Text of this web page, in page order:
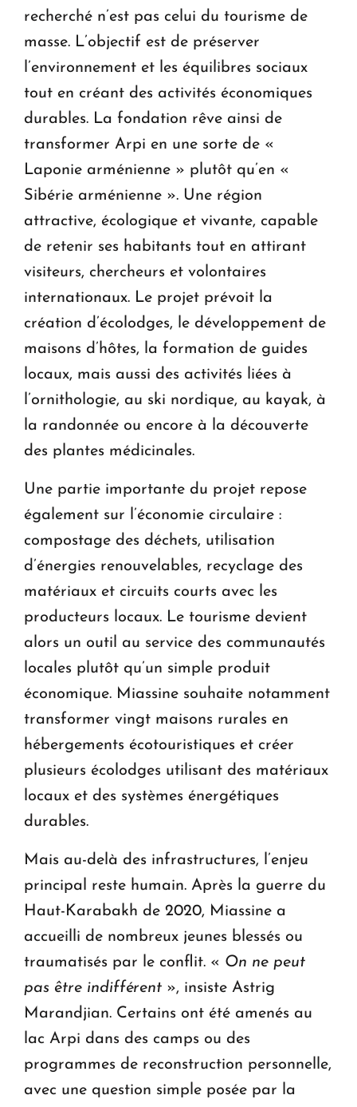
recherché n’est pas celui du tourisme de
masse. L’objectif est de préserver
l’environnement et les équilibres sociaux
tout en créant des activités économiques
durables. La fondation rêve ainsi de
transformer Arpi en une sorte de «
Laponie arménienne » plutôt qu’en «
Sibérie arménienne ». Une région
attractive, écologique et vivante, capable
de retenir ses habitants tout en attirant
visiteurs, chercheurs et volontaires
internationaux. Le projet prévoit la
création d’écolodges, le développement de
maisons d’hôtes, la formation de guides
locaux, mais aussi des activités liées à
l’ornithologie, au ski nordique, au kayak, à
la randonnée ou encore à la découverte
des plantes médicinales.
Une partie importante du projet repose
également sur l’économie circulaire :
compostage des déchets, utilisation
d’énergies renouvelables, recyclage des
matériaux et circuits courts avec les
producteurs locaux. Le tourisme devient
alors un outil au service des communautés
locales plutôt qu’un simple produit
économique. Miassine souhaite notamment
transformer vingt maisons rurales en
hébergements écotouristiques et créer
plusieurs écolodges utilisant des matériaux
locaux et des systèmes énergétiques
durables.
Mais au-delà des infrastructures, l’enjeu
principal reste humain. Après la guerre du
Haut-Karabakh de 2020, Miassine a
accueilli de nombreux jeunes blessés ou
traumatisés par le conflit. « On ne peut
pas être indifférent », insiste Astrig
Marandjian. Certains ont été amenés au
lac Arpi dans des camps ou des
programmes de reconstruction personnelle,
avec une question simple posée par la